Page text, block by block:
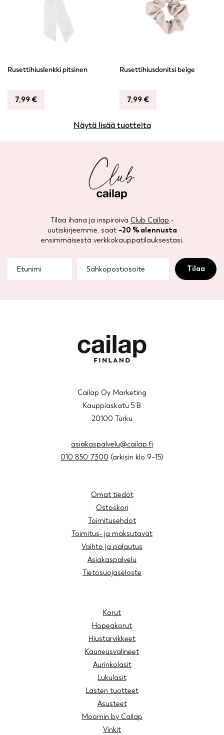
Rusettihiuslenkki pitsinen
7,99 €
Rusettihiusdonitsi beige
7,99 €
Näytä lisää tuotteita
Tilaa ihana ja inspiroiva Club Cailap -
uutiskirjeemme, saat –20 % alennusta
ensimmäisestä verkkokauppatilauksestasi.
Cailap Oy Marketing
Kauppiaskatu 5 B
20100 Turku
asiakaspalvelu@cailap.fi
010 850 7300 (arkisin klo 9–15)
Omat tiedot
Ostoskori
Toimitusehdot
Toimitus- ja maksutavat
Vaihto ja palautus
Asiakaspalvelu
Tietosuojaseloste
Korut
Hopeakorut
Hiustarvikkeet
Kauneusvälineet
Aurinkolasit
Lukulasit
Lasten tuotteet
Asusteet
Moomin by Cailap
Vinkit